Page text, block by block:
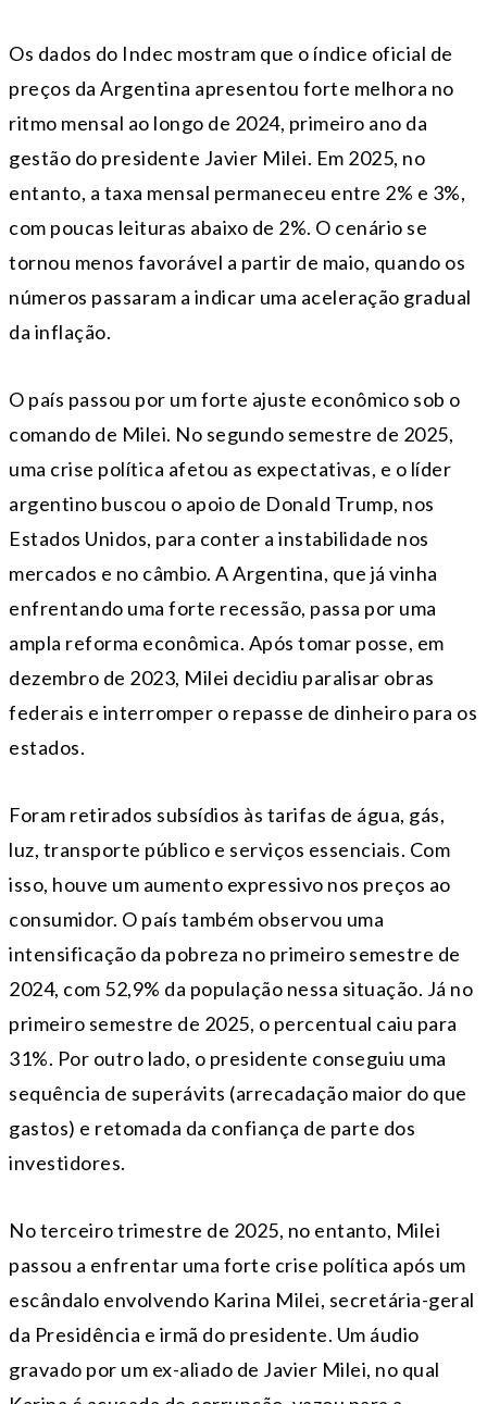
Os dados do Indec mostram que o índice oficial de
preços da Argentina apresentou forte melhora no
ritmo mensal ao longo de 2024, primeiro ano da
gestão do presidente Javier Milei. Em 2025, no
entanto, a taxa mensal permaneceu entre 2% e 3%,
com poucas leituras abaixo de 2%. O cenário se
tornou menos favorável a partir de maio, quando os
números passaram a indicar uma aceleração gradual
da inflação.
O país passou por um forte ajuste econômico sob o
comando de Milei. No segundo semestre de 2025,
uma crise política afetou as expectativas, e o líder
argentino buscou o apoio de Donald Trump, nos
Estados Unidos, para conter a instabilidade nos
mercados e no câmbio. A Argentina, que já vinha
enfrentando uma forte recessão, passa por uma
ampla reforma econômica. Após tomar posse, em
dezembro de 2023, Milei decidiu paralisar obras
federais e interromper o repasse de dinheiro para os
estados.
Foram retirados subsídios às tarifas de água, gás,
luz, transporte público e serviços essenciais. Com
isso, houve um aumento expressivo nos preços ao
consumidor. O país também observou uma
intensificação da pobreza no primeiro semestre de
2024, com 52,9% da população nessa situação. Já no
primeiro semestre de 2025, o percentual caiu para
31%. Por outro lado, o presidente conseguiu uma
sequência de superávits (arrecadação maior do que
gastos) e retomada da confiança de parte dos
investidores.
No terceiro trimestre de 2025, no entanto, Milei
passou a enfrentar uma forte crise política após um
escândalo envolvendo Karina Milei, secretária-geral
da Presidência e irmã do presidente. Um áudio
gravado por um ex-aliado de Javier Milei, no qual